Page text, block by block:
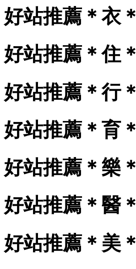
好站推薦＊衣＊
好站推薦＊住＊
好站推薦＊行＊
好站推薦＊育＊
好站推薦＊樂＊
好站推薦＊醫＊
好站推薦＊美＊